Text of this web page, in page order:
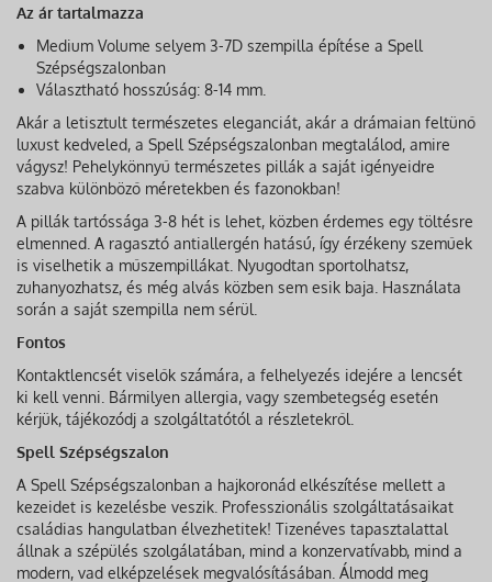
Az ár tartalmazza
Medium Volume selyem 3-7D szempilla építése a Spell
Szépségszalonban
Választható hosszúság: 8-14 mm.
Akár a letisztult természetes eleganciát, akár a drámaian feltünő
luxust kedveled, a Spell Szépségszalonban megtalálod, amire
vágysz! Pehelykönnyű természetes pillák a saját igényeidre
szabva különböző méretekben és fazonokban!
A pillák tartóssága 3-8 hét is lehet, közben érdemes egy töltésre
elmenned. A ragasztó antiallergén hatású, így érzékeny szeműek
is viselhetik a műszempillákat. Nyugodtan sportolhatsz,
zuhanyozhatsz, és még alvás közben sem esik baja. Használata
során a saját szempilla nem sérül.
Fontos
Kontaktlencsét viselők számára, a felhelyezés idejére a lencsét
ki kell venni. Bármilyen allergia, vagy szembetegség esetén
kérjük, tájékozódj a szolgáltatótól a részletekről.
Spell Szépségszalon
A Spell Szépségszalonban a hajkoronád elkészítése mellett a
kezeidet is kezelésbe veszik. Professzionális szolgáltatásaikat
családias hangulatban élvezhetitek! Tizenéves tapasztalattal
állnak a szépülés szolgálatában, mind a konzervatívabb, mind a
modern, vad elképzelések megvalósításában. Álmodd meg